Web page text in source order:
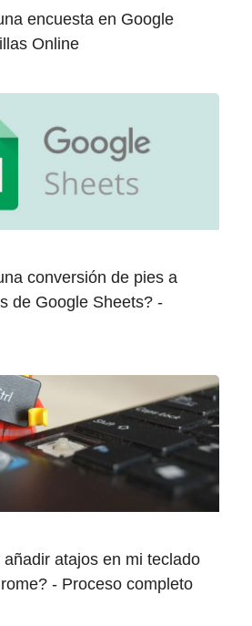
encuesta en Google
Online
conversión de pies a
de Google Sheets? -
atajos en mi teclado
- Proceso completo